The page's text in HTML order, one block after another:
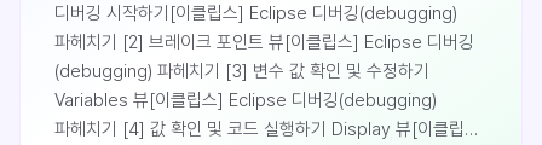
디버깅 시작하기[이클립스] Eclipse 디버깅(debugging)
파헤치기 [2] 브레이크 포인트 뷰[이클립스] Eclipse 디버깅
(debugging) 파헤치기 [3] 변수 값 확인 및 수정하기
Variables 뷰[이클립스] Eclipse 디버깅(debugging)
파헤치기 [4] 값 확인 및 코드 실행하기 Display 뷰[이클립스]